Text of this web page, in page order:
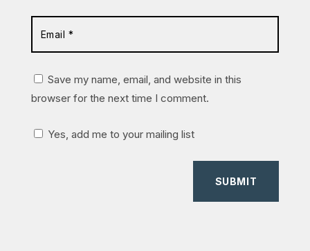
Save my name, email, and website in this
browser for the next time I comment.
Yes, add me to your mailing list
SUBMIT